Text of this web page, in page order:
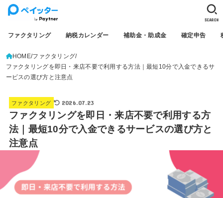
ファクタリング 納税カレンダー 補助金・助成金 確定申告
SEARCH
HOME ファクタリング
ファクタリングを即日・来店不要で利用する方法｜最短10分で入金できるサ
ービスの選び方と注意点
ファクタリング 2026.07.23
ファクタリングを即日・来店不要で利用する方
法｜最短10分で入金できるサービスの選び方と
注意点